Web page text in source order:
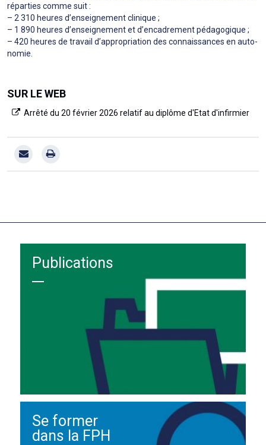
répar­ties comme suit :
– 2 310 heures d’ensei­gne­ment cli­ni­que ;
– 1 890 heures d’ensei­gne­ment et d’enca­dre­ment péda­go­gi­que ;
– 420 heures de tra­vail d’appro­pria­tion des connais­san­ces en auto­
no­mie.
SUR LE WEB
Arrêté du 20 février 2026 relatif au diplôme d'Etat d'infirmier
Publications
Se former
dans la FPH